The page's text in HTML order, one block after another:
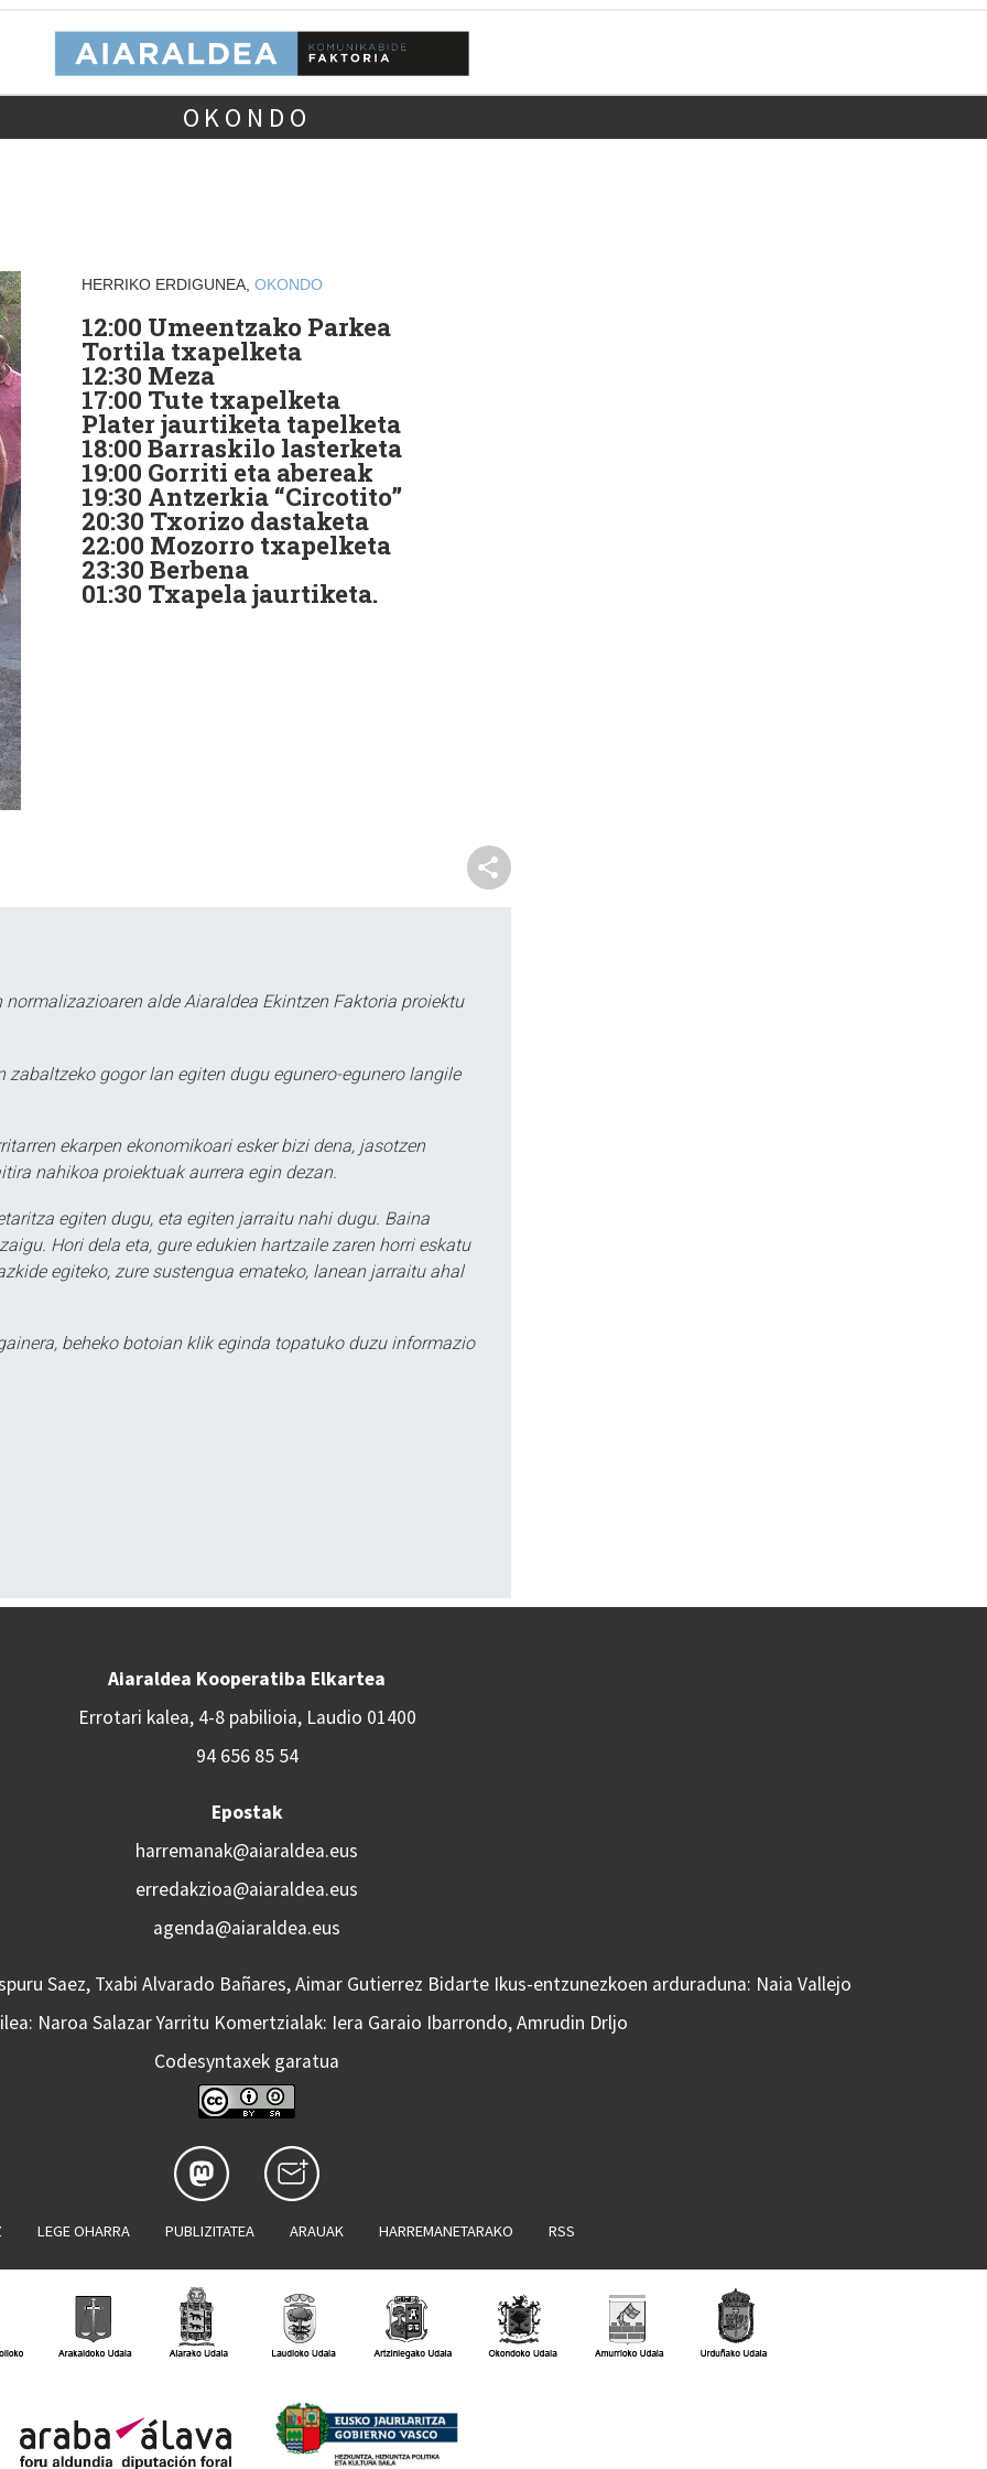
OKONDO
HERRIKO ERDIGUNEA, OKONDO
12:00 Umeentzako Parkea
Tortila txapelketa
12:30 Meza
17:00 Tute txapelketa
Plater jaurtiketa tapelketa
18:00 Barraskilo lasterketa
19:00 Gorriti eta abereak
19:30 Antzerkia “Circotito”
20:30 Txorizo dastaketa
22:00 Mozorro txapelketa
23:30 Berbena
01:30 Txapela jaurtiketa.
alde Aiaraldea Ekintzen Faktoria proiektu
gogor lan egiten dugu egunero-egunero langile
ekarpen ekonomikoari esker bizi dena, jasotzen
nahikoa proiektuak aurrera egin dezan.
egiten dugu, eta egiten jarraitu nahi dugu. Baina
Hori dela eta, gure edukien hartzaile zaren horri eskatu
egiteko, zure sustengua emateko, lanean jarraitu ahal
beheko botoian klik eginda topatuko duzu informazio
Aiaraldea Kooperatiba Elkartea
Errotari kalea, 4-8 pabilioia, Laudio 01400
94 656 85 54
Epostak
harremanak@aiaraldea.eus
erredakzioa@aiaraldea.eus
agenda@aiaraldea.eus
Saez, Txabi Alvarado Bañares, Aimar Gutierrez Bidarte Ikus-entzunezkoen arduraduna: Naia Vallejo
Naroa Salazar Yarritu Komertzialak: Iera Garaio Ibarrondo, Amrudin Drljo
Codesyntaxek garatua
LEGE OHARRA PUBLIZITATEA ARAUAK HARREMANETARAKO RSS